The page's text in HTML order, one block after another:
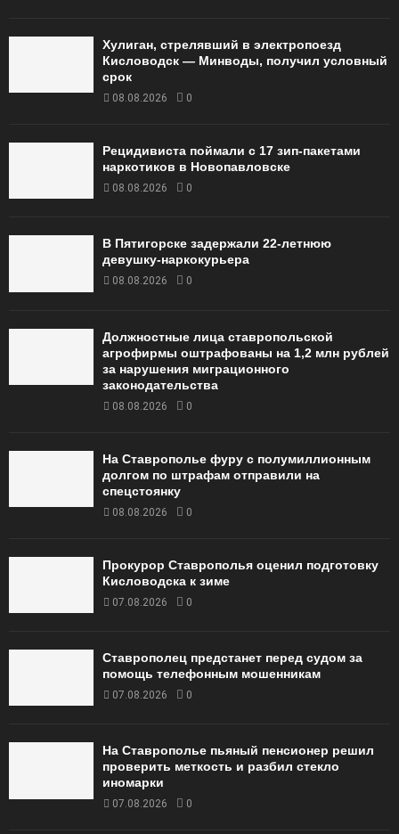
Хулиган, стрелявший в электропоезд
Кисловодск — Минводы, получил условный
срок
08.08.2026 0
Рецидивиста поймали с 17 зип-пакетами
наркотиков в Новопавловске
08.08.2026 0
В Пятигорске задержали 22-летнюю
девушку-наркокурьера
08.08.2026 0
Должностные лица ставропольской
агрофирмы оштрафованы на 1,2 млн рублей
за нарушения миграционного
законодательства
08.08.2026 0
На Ставрополье фуру с полумиллионным
долгом по штрафам отправили на
спецстоянку
08.08.2026 0
Прокурор Ставрополья оценил подготовку
Кисловодска к зиме
07.08.2026 0
Ставрополец предстанет перед судом за
помощь телефонным мошенникам
07.08.2026 0
На Ставрополье пьяный пенсионер решил
проверить меткость и разбил стекло
иномарки
07.08.2026 0